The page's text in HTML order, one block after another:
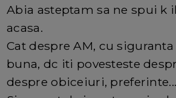
Abia asteptam sa ne spui k
acasa.
Cat despre AM, cu
buna, dc iti povesteste
despre obiceiuri,